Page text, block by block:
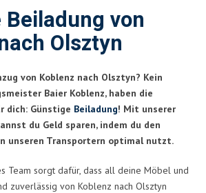
von
Olsztyn
von Koblenz nach Olsztyn? Kein
Baier Koblenz, haben die
dich: Günstige Beiladung! Mit unserer
du Geld sparen, indem du den
unseren Transportern optimal nutzt.
Team sorgt dafür, dass all deine Möbel und
zuverlässig von Koblenz nach Olsztyn